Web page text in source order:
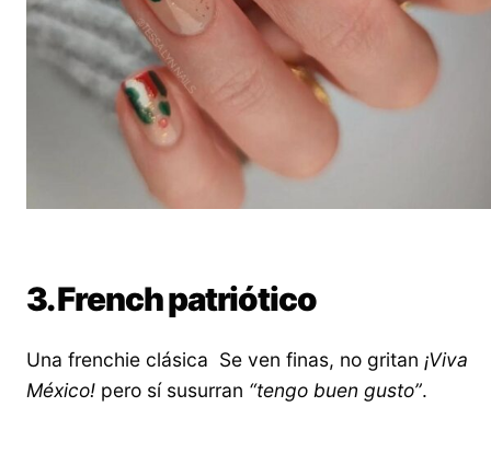
3. French patriótico
Una frenchie clásica Se ven finas, no gritan ¡Viva
México! pero sí susurran “tengo buen gusto”.